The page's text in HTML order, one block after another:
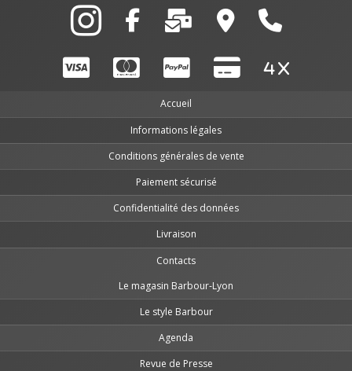
Accueil
Informations légales
Conditions générales de vente
Paiement sécurisé
Confidentialité des données
Livraison
Contacts
Le magasin Barbour-Lyon
Le style Barbour
Agenda
Revue de Presse